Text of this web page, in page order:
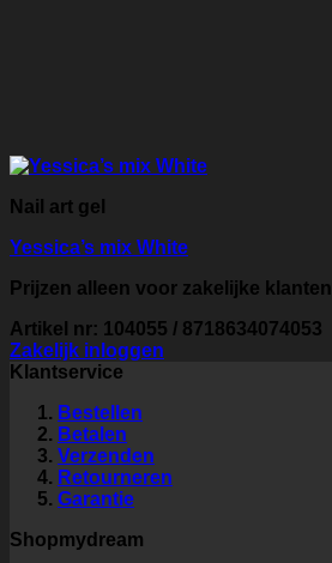
Nail art gel
Yessica’s mix White
Prijzen alleen voor zakelijke klanten
Artikel nr: 104055 / 8718634074053
Zakelijk inloggen
Klantservice
Bestellen
Betalen
Verzenden
Retourneren
Garantie
Shopmydream